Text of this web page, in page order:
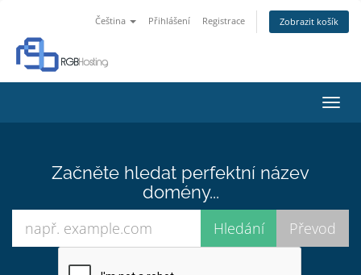
Čeština Přihlášení Registrace Zobrazit košík
Začněte hledat perfektní název
domény...